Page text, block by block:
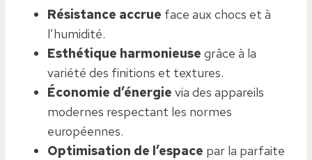
Résistance accrue face aux chocs et à
l’humidité.
Esthétique harmonieuse grâce à la
variété des finitions et textures.
Économie d’énergie via des appareils
modernes respectant les normes
européennes.
Optimisation de l’espace par la parfaite